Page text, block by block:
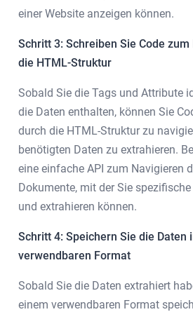
einer Website anzeigen können.
Schritt 3: Schreiben Sie Code
die HTML-Struktur
Sobald Sie die Tags und Attribute
die Daten enthalten, können Sie
durch die HTML-Struktur zu
benötigten Daten zu extrahieren.
eine einfache API zum Navigieren
Dokumente, mit der Sie
und extrahieren können.
Schritt 4: Speichern Sie die Daten
verwendbaren Format
Sobald Sie die Daten extrahiert
einem verwendbaren Format